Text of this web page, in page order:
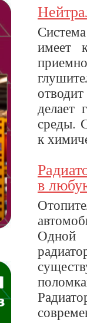
имеет
делает
среды.
к
в
Одной